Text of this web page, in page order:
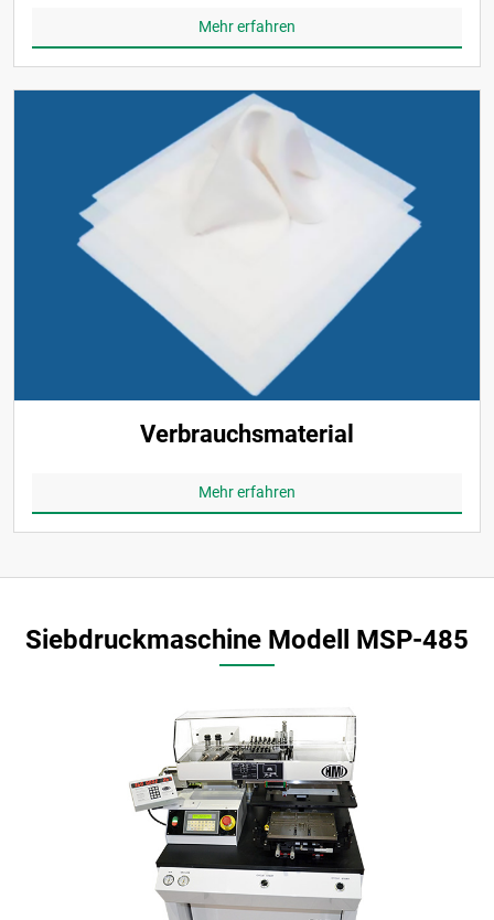
Mehr erfahren
Verbrauchsmaterial
Mehr erfahren
Siebdruckmaschine Modell MSP-485